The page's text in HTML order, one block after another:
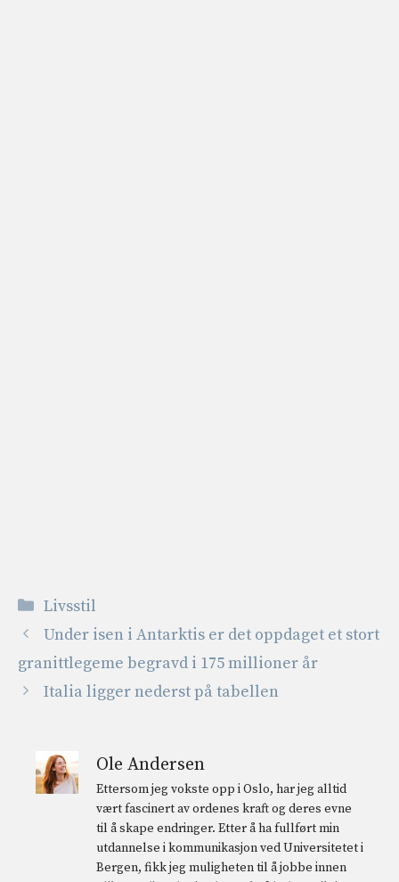
Kategorier
Livsstil
Under isen i Antarktis er det oppdaget et stort
granittlegeme begravd i 175 millioner år
Italia ligger nederst på tabellen
Ole Andersen
Ettersom jeg vokste opp i Oslo, har jeg alltid
vært fascinert av ordenes kraft og deres evne
til å skape endringer. Etter å ha fullført min
utdannelse i kommunikasjon ved Universitetet i
Bergen, fikk jeg muligheten til å jobbe innen